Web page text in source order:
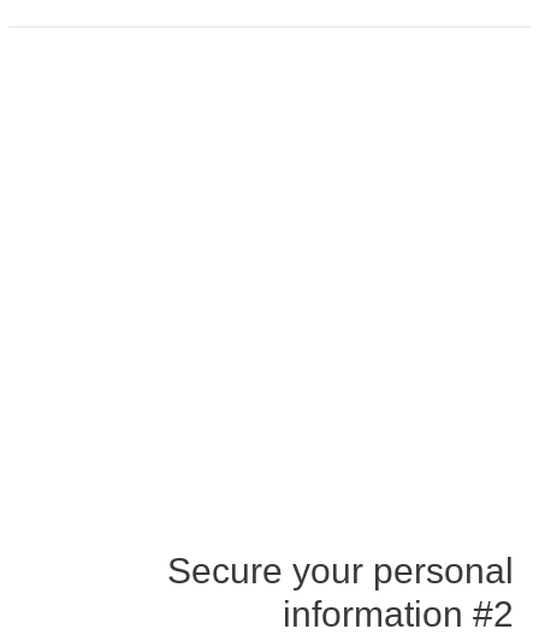
Secure your personal
information #2